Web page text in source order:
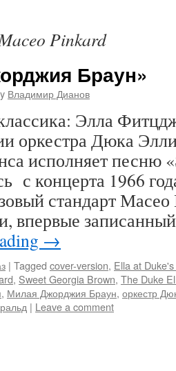
Pinkard
Браун»
Владимир Дианов
Элла
оркестра Дюка
исполняет песню
с концерта 1966
стандарт
впервые
→
| Tagged cover-version, Ella at
, Sweet Georgia Brown, The Duke
, Милая Джорджия Браун, оркестр
| Leave a comment